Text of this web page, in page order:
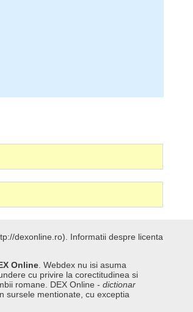
dexonline.ro). Informatii despre licenta
Online . Webdex nu isi asuma
cu privire la corectitudinea si
romane. DEX Online - dictionar
sursele mentionate, cu exceptia